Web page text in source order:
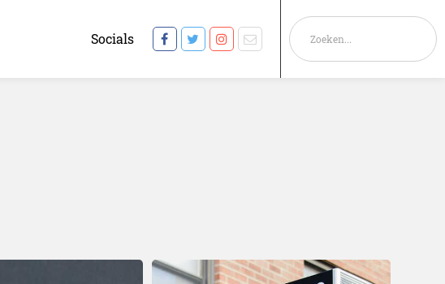
Socials